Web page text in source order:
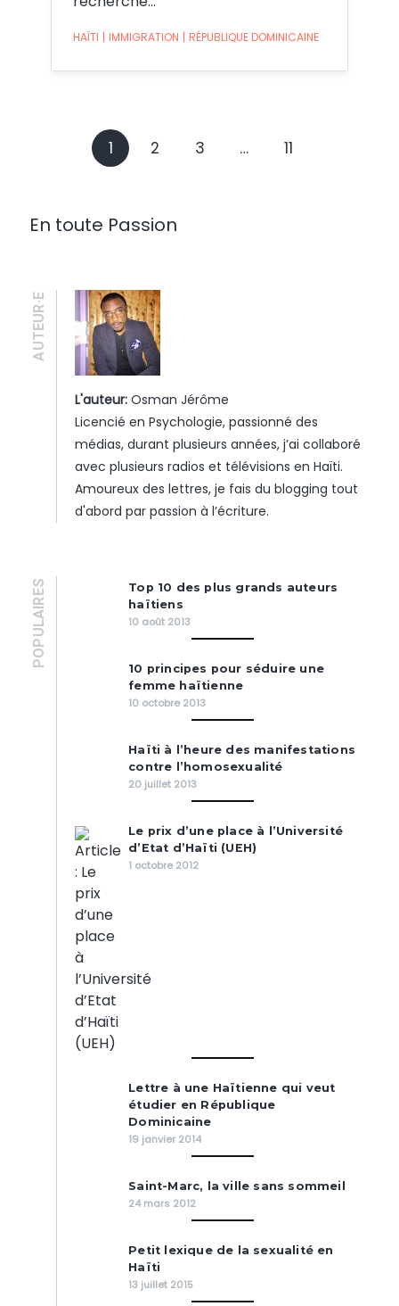
HAÏTI | IMMIGRATION | RÉPUBLIQUE DOMINICAINE
1 2 3 … 11
En toute Passion
AUTEUR·E
L'auteur: Osman Jérôme
Licencié en Psychologie, passionné des
médias, durant plusieurs années, j’ai collaboré
avec plusieurs radios et télévisions en Haïti.
Amoureux des lettres, je fais du blogging tout
d'abord par passion à l’écriture.
POPULAIRES
Top 10 des plus grands auteurs
haïtiens
10 août 2013
10 principes pour séduire une
femme haïtienne
10 octobre 2013
Haïti à l’heure des manifestations
contre l’homosexualité
20 juillet 2013
Le prix d’une place à l’Université
d’Etat d’Haïti (UEH)
1 octobre 2012
Lettre à une Haïtienne qui veut
étudier en République
Dominicaine
19 janvier 2014
Saint-Marc, la ville sans sommeil
24 mars 2012
Petit lexique de la sexualité en
Haïti
13 juillet 2015